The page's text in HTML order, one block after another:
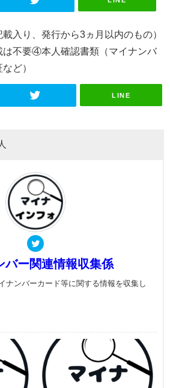
入り、発行から3ヵ月以内のもの）
は不要④本人確認書類（マイナンバ
ど）
LINE
バー関連情報収集係
ナンバーカード等に関する情報を収集し